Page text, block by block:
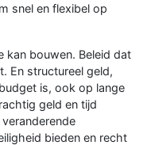
snel en flexibel op
kan bouwen. Beleid dat
En structureel geld,
is, ook op lange
geld en tijd
bieden en recht